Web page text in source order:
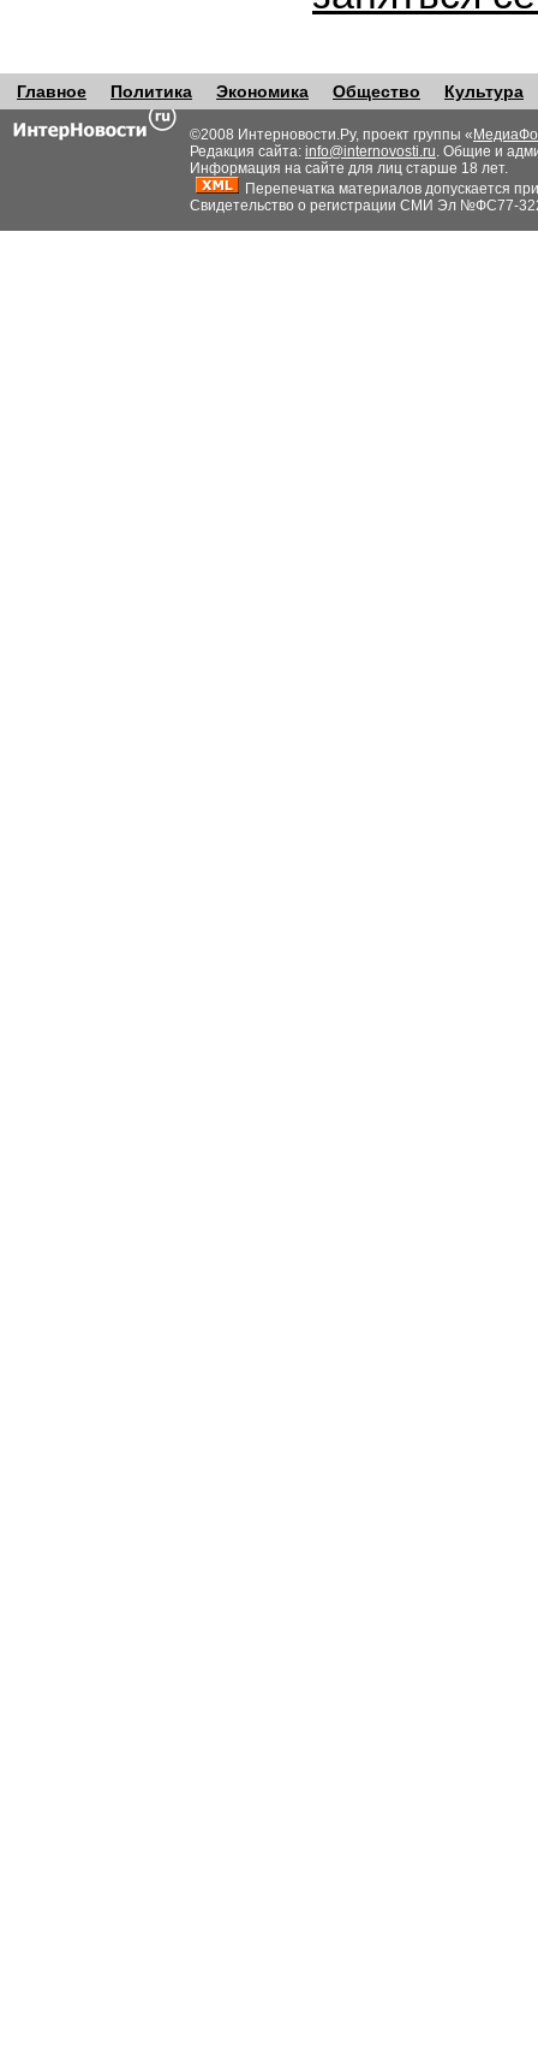
Главное Политика Экономика Общество Культура
©2008 Интерновости.Ру, проект группы «
Редакция сайта: info@internovosti.ru. Общие и
Информация на сайте для лиц старше 18 лет.
Перепечатка материалов допускается
Свидетельство о регистрации СМИ Эл №ФС77-